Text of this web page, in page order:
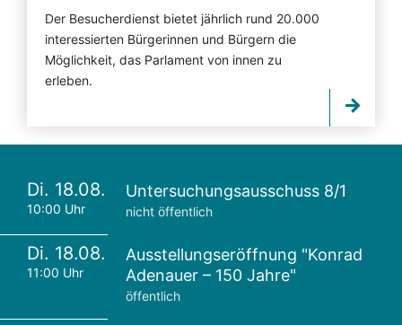
Der Besucherdienst bietet jährlich rund 20.000
interessierten Bürgerinnen und Bürgern die
Möglichkeit, das Parlament von innen zu
erleben.
Di. 18.08.
10:00 Uhr
Untersuchungsausschuss 8/1
nicht öffentlich
Di. 18.08.
11:00 Uhr
Ausstellungseröffnung "Konrad
Adenauer – 150 Jahre"
öffentlich